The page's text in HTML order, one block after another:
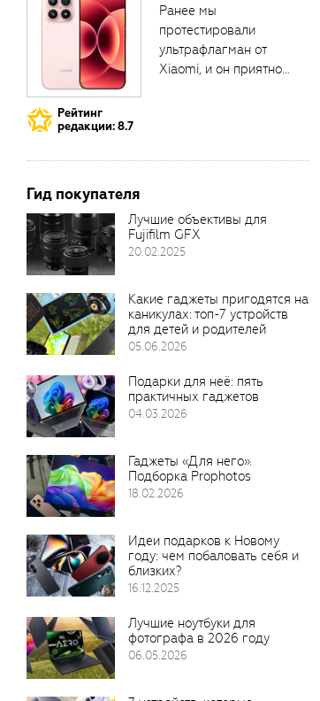
Рейтинг
редакции: 8.7
Ранее мы
протестировали
ультрафлагман от
Xiaomi, и он приятно
Гид покупателя
Лучшие объективы для
Fujifilm GFX
20.02.2025
Какие гаджеты пригодятся на
каникулах: топ-7 устройств
для детей и родителей
05.06.2026
Подарки для неё: пять
практичных гаджетов
04.03.2026
Гаджеты «Для него».
Подборка Prophotos
18.02.2026
Идеи подарков к Новому
году: чем побаловать себя и
близких?
16.12.2025
Лучшие ноутбуки для
фотографа в 2026 году
06.05.2026